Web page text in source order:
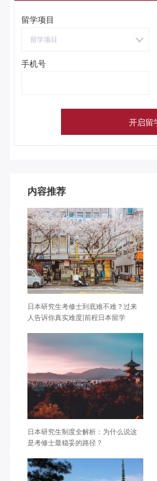
留学项目
留学项目
手机号
内容推荐
日本研究生考修士到底难不难？过来
人告诉你真实难度|前程日本留学
日本研究生制度全解析：为什么说这
是考修士最稳妥的路径？